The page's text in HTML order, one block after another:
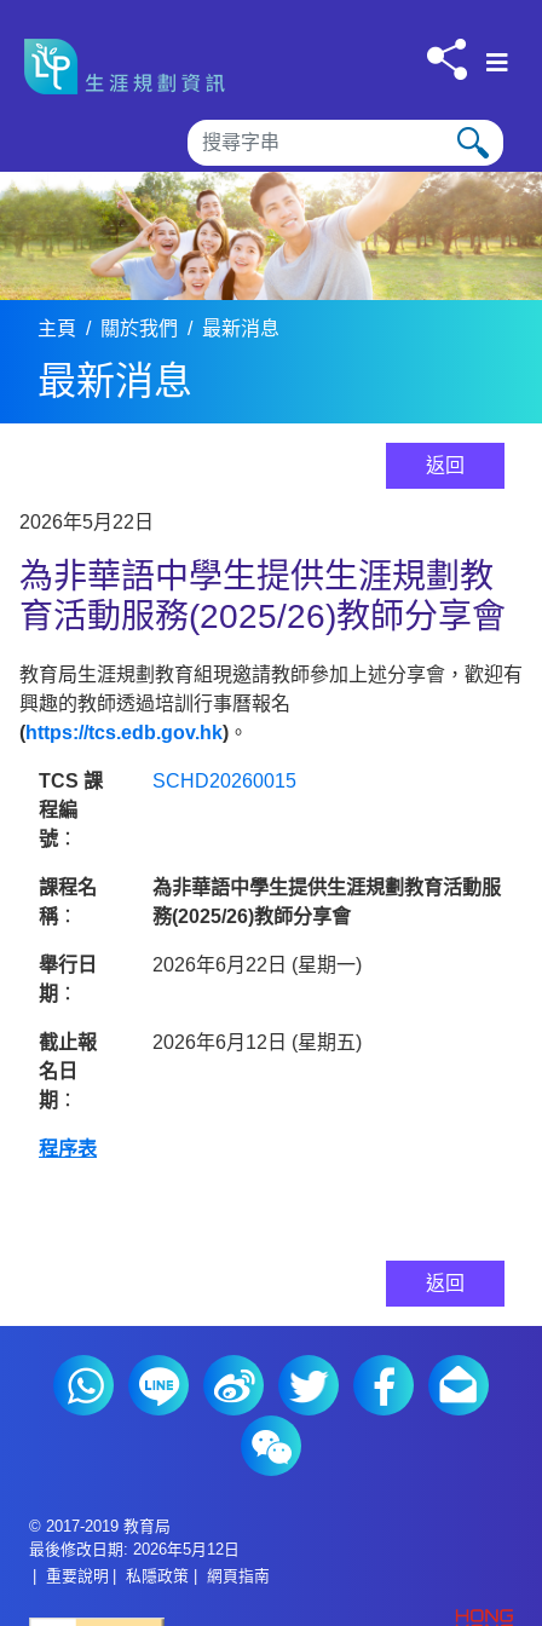
主頁 關於我們 最新消息
最新消息
返回
2026年5月22日
為非華語中學生提供生涯規劃教
育活動服務(2025/26)教師分享會
教育局生涯規劃教育組現邀請教師參加上述分享會，歡迎有
興趣的教師透過培訓行事曆報名
(https://tcs.edb.gov.hk) 。
TCS 課
程編
號 ：
SCHD20260015
課程名
稱：
為非華語中學生提供生涯規劃教育活動服
務(2025/26)教師分享會
舉行日
期 ：
2026年6月22日 (星期一)
截止報
名日
期 ：
2026年6月12日 (星期五)
程序表
返回
© 2017-2019 教育局
最後修改日期: 2026年5月12日
重要說明
私隱政策 網頁指南